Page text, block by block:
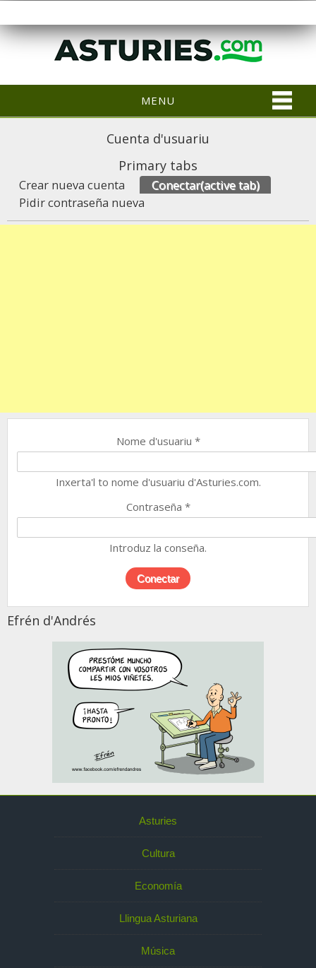
MENU
Cuenta d'usuariu
Primary tabs
Crear nueva cuenta Conectar(active tab)
Pidir contraseña nueva
Nome d'usuariu *
Inxerta'l to nome d'usuariu d'Asturies.com.
Contraseña *
Introduz la conseña.
Efrén d'Andrés
Asturies
Cultura
Economía
Llingua Asturiana
Música